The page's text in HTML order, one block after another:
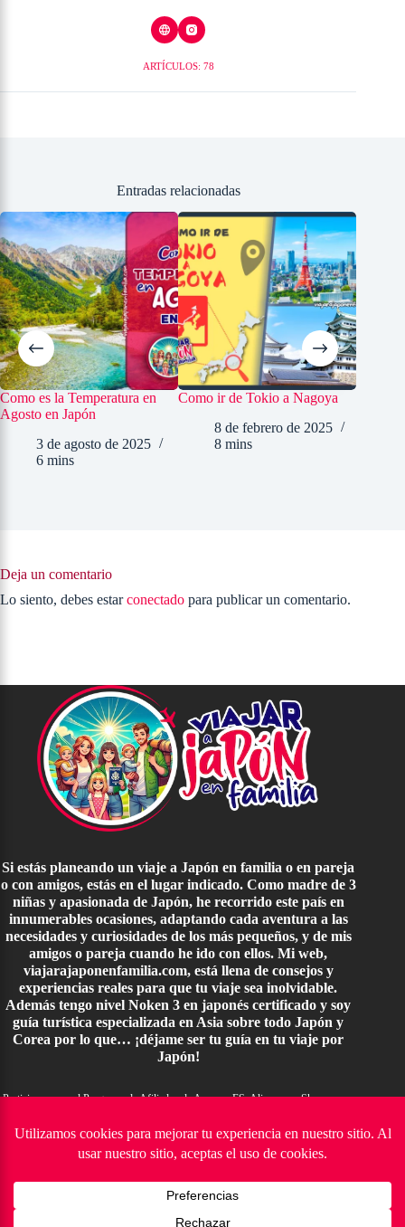
ARTÍCULOS: 78
Entradas relacionadas
Como es la Temperatura en
Agosto en Japón
3 de agosto de 2025
6 mins
Como ir de Tokio a Nagoya
8 de febrero de 2025
8 mins
Deja un comentario
Lo siento, debes estarconectado para publicar un comentario.
Si estás planeando un viaje a Japón en familia o en pareja
o con amigos, estás en el lugar indicado. Como madre de 3
niñas y apasionada de Japón, he recorrido este país en
innumerables ocasiones, adaptando cada aventura a las
necesidades y curiosidades de los más pequeños, y de mis
amigos o pareja cuando he ido con ellos. Mi web,
viajarajaponenfamilia.com, está llena de consejos y
experiencias reales para que tu viaje sea inolvidable.
Además tengo nivel Noken 3 en japonés certificado y soy
guía turística especializada en Asia sobre todo Japón y
Corea por lo que… ¡déjame ser tu guía en tu viaje por
Japón!
Participamos en el Programa de Afiliados de Amazon ES, Aliexpress, Skyscanner,
sitios web un modo de obtener comisiones por publicidad, para lograr mantener la
web y sus servidores, publicitando e incluyendo enlaces a estos sitios web. Esto me
permite mantener la página online, y JAMÁS os supondrá nada a vosotros.
Sobre Nosotros Política de Cookies
Contacto
© 2024-2026 Viajar a Japón en familia | Todos los
derechos reservados